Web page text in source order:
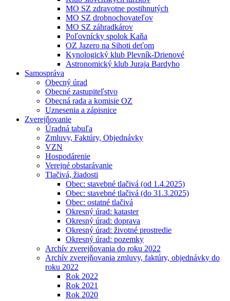
MO SZ zdravotne postihnutých
MO SZ drobnochovateľov
MO SZ záhradkárov
Poľovnícky spolok Kaňa
OZ Jazero na Sihoti deťom
Kynologický klub Plevník-Drienové
Astronomický klub Juraja Bardyho
Samospráva
Obecný úrad
Obecné zastupiteľstvo
Obecná rada a komisie OZ
Uznesenia a zápisnice
Zverejňovanie
Úradná tabuľa
Zmluvy, Faktúry, Objednávky
VZN
Hospodárenie
Verejné obstarávanie
Tlačivá, žiadosti
Obec: stavebné tlačivá (od 1.4.2025)
Obec: stavebné tlačivá (do 31.3.2025)
Obec: ostatné tlačivá
Okresný úrad: kataster
Okresný úrad: doprava
Okresný úrad: životné prostredie
Okresný úrad: pozemky
Archív zverejňovania do roku 2022
Archív zverejňovania zmluvy, faktúry, objednávky do
roku 2022
Rok 2022
Rok 2021
Rok 2020